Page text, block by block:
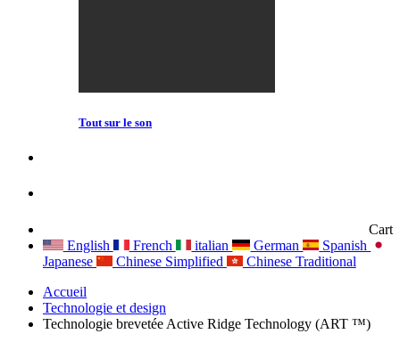
Tout sur le son
Cart
English
French italian German
Spanish
Japanese
Chinese Simplified
Chinese Traditional
Accueil
Technologie et design
Technologie brevetée Active Ridge Technology (ART ™)